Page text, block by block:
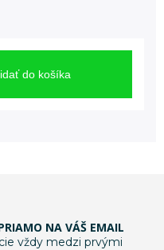
do košíka
NA VÁŠ EMAIL
vždy medzi prvými